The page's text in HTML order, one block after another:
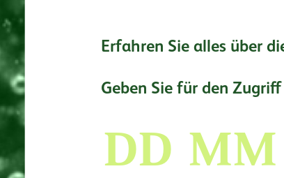
Erfahren Sie alles über
Geben Sie für den
Tag Monat